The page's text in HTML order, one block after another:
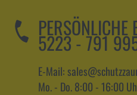
PERSÖNLICHE
5223 - 791
E-Mail:
Mo. - Do. 8:00 - 16:00